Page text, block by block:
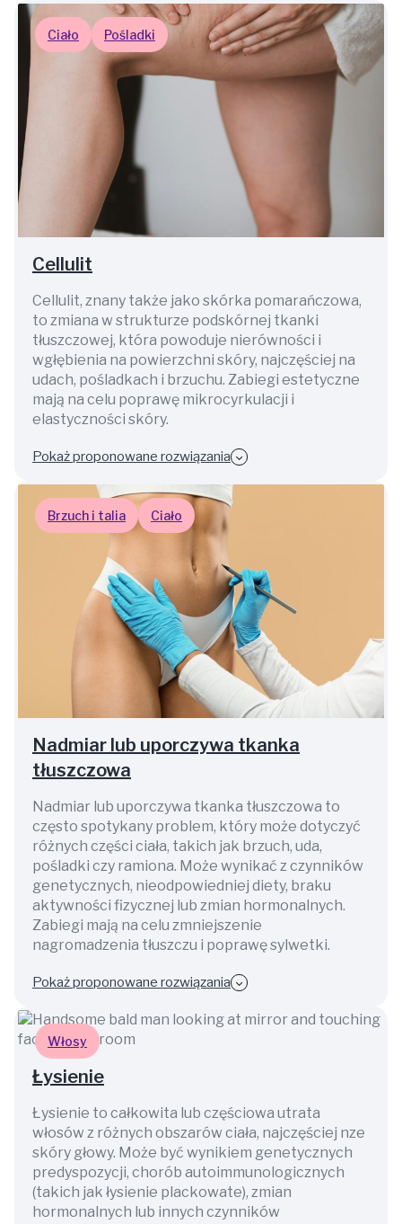
Ciało Pośladki
Cellulit
Cellulit, znany także jako skórka pomarańczowa,
to zmiana w strukturze podskórnej tkanki
tłuszczowej, która powoduje nierówności i
wgłębienia na powierzchni skóry, najczęściej na
udach, pośladkach i brzuchu. Zabiegi estetyczne
mają na celu poprawę mikrocyrkulacji i
elastyczności skóry.
Pokaż proponowane rozwiązania
Brzuch i talia Ciało
Nadmiar lub uporczywa tkanka
tłuszczowa
Nadmiar lub uporczywa tkanka tłuszczowa to
często spotykany problem, który może dotyczyć
różnych części ciała, takich jak brzuch, uda,
pośladki czy ramiona. Może wynikać z czynników
genetycznych, nieodpowiedniej diety, braku
aktywności fizycznej lub zmian hormonalnych.
Zabiegi mają na celu zmniejszenie
nagromadzenia tłuszczu i poprawę sylwetki.
Pokaż proponowane rozwiązania
Włosy
Łysienie
Łysienie to całkowita lub częściowa utrata
włosów z różnych obszarów ciała, najczęściej nze
skóry głowy. Może być wynikiem genetycznych
predyspozycji, chorób autoimmunologicznych
(takich jak łysienie plackowate), zmian
hormonalnych lub innych czynników